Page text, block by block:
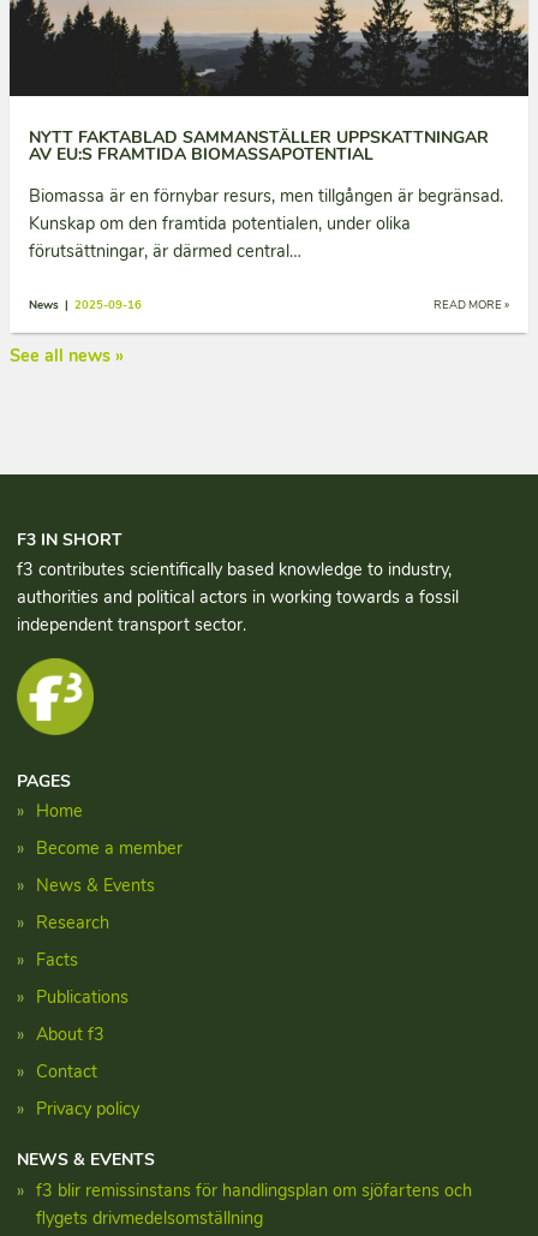
NYTT FAKTABLAD SAMMANSTÄLLER UPPSKATTNINGAR
AV EU:S FRAMTIDA BIOMASSAPOTENTIAL
Biomassa är en förnybar resurs, men tillgången är begränsad.
Kunskap om den framtida potentialen, under olika
förutsättningar, är därmed central…
READ MORE »
News | 2025-09-16
See all news »
F3 IN SHORT
f3 contributes scientifically based knowledge to industry,
authorities and political actors in working towards a fossil
independent transport sector.
PAGES
Home
Become a member
News & Events
Research
Facts
Publications
About f3
Contact
Privacy policy
NEWS & EVENTS
f3 blir remissinstans för handlingsplan om sjöfartens och
flygets drivmedelsomställning